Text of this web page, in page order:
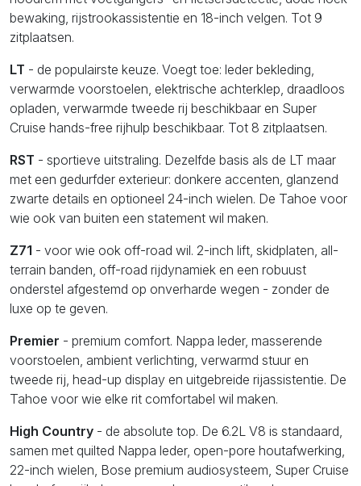
bewaking, rijstrookassistentie en 18-inch velgen. Tot 9
zitplaatsen.
LT - de populairste keuze. Voegt toe: leder bekleding,
verwarmde voorstoelen, elektrische achterklep, draadloos
opladen, verwarmde tweede rij beschikbaar en Super
Cruise hands-free rijhulp beschikbaar. Tot 8 zitplaatsen.
RST - sportieve uitstraling. Dezelfde basis als de LT maar
met een gedurfder exterieur: donkere accenten, glanzend
zwarte details en optioneel 24-inch wielen. De Tahoe voor
wie ook van buiten een statement wil maken.
Z71 - voor wie ook off-road wil. 2-inch lift, skidplaten, all-
terrain banden, off-road rijdynamiek en een robuust
onderstel afgestemd op onverharde wegen - zonder de
luxe op te geven.
Premier - premium comfort. Nappa leder, masserende
voorstoelen, ambient verlichting, verwarmd stuur en
tweede rij, head-up display en uitgebreide rijassistentie. De
Tahoe voor wie elke rit comfortabel wil maken.
High Country - de absolute top. De 6.2L V8 is standaard,
samen met quilted Nappa leder, open-pore houtafwerking,
22-inch wielen, Bose premium audiosysteem, Super Cruise